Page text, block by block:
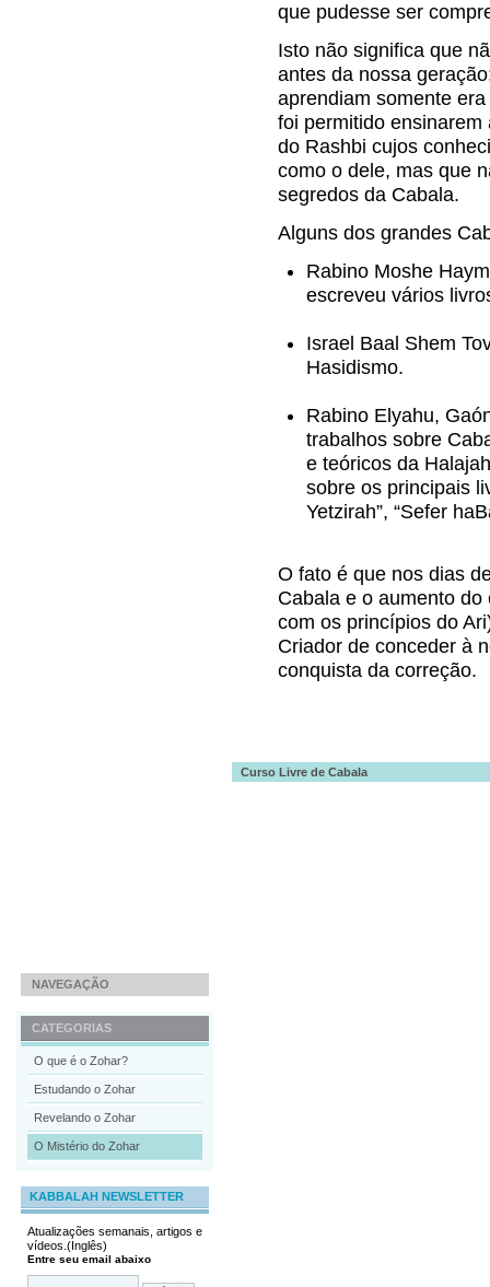
que pudesse ser
Isto não significa que
antes da nossa
aprendiam somente
foi permitido
do Rashbi cujos
como o dele, mas que
segredos da Cabala.
Alguns dos grandes
Rabino Moshe
escreveu vários
Israel Baal Shem
Hasidismo.
Rabino Elyahu,
trabalhos sobre
e teóricos da
sobre os principais
Yetzirah”, “Sefer
O fato é que nos dias
Cabala e o aumento
com os princípios do
Criador de conceder à
conquista da correção.
Curso Livre de Cabala
NAVEGAÇÃO
CATEGORIAS
O que é o Zohar?
Estudando o Zohar
Revelando o Zohar
O Mistério do Zohar
KABBALAH NEWSLETTER
Atualizações semanais, artigos e
vídeos.(Inglês)
Entre seu email abaixo